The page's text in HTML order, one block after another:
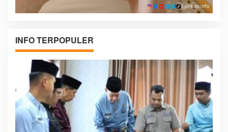
INFO TERPOPULER